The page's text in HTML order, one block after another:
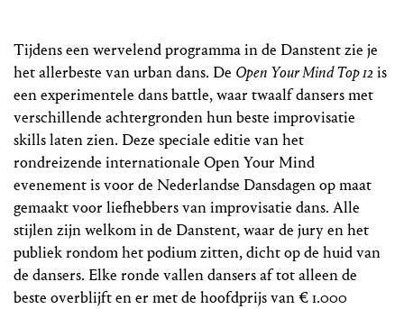
Tijdens een wervelend programma in de Danstent zie je
het allerbeste van urban dans. De Open Your Mind Top 12 is
een experimentele dans battle, waar twaalf dansers met
verschillende achtergronden hun beste improvisatie
skills laten zien. Deze speciale editie van het
rondreizende internationale Open Your Mind
evenement is voor de Nederlandse Dansdagen op maat
gemaakt voor liefhebbers van improvisatie dans. Alle
stijlen zijn welkom in de Danstent, waar de jury en het
publiek rondom het podium zitten, dicht op de huid van
de dansers. Elke ronde vallen dansers af tot alleen de
beste overblijft en er met de hoofdprijs van € 1.000